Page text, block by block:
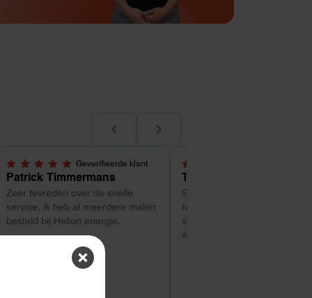
Geverifieerde klant
5,0 van 5 sterren
Patrick Timmermans
Zeer tevreden over de snelle
service. ik heb al meerdere malen
besteld bij Helion energie.
5,0 van 5 sterren
Tom
Super service tot zo ver.
hulp met uitzoeken van welk
systeem geschikt is. Vragen
worden snel beantwoord